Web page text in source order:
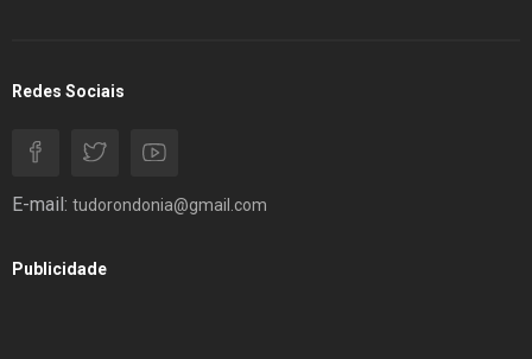
Redes Sociais
E-mail: tudorondonia@gmail.com
Publicidade